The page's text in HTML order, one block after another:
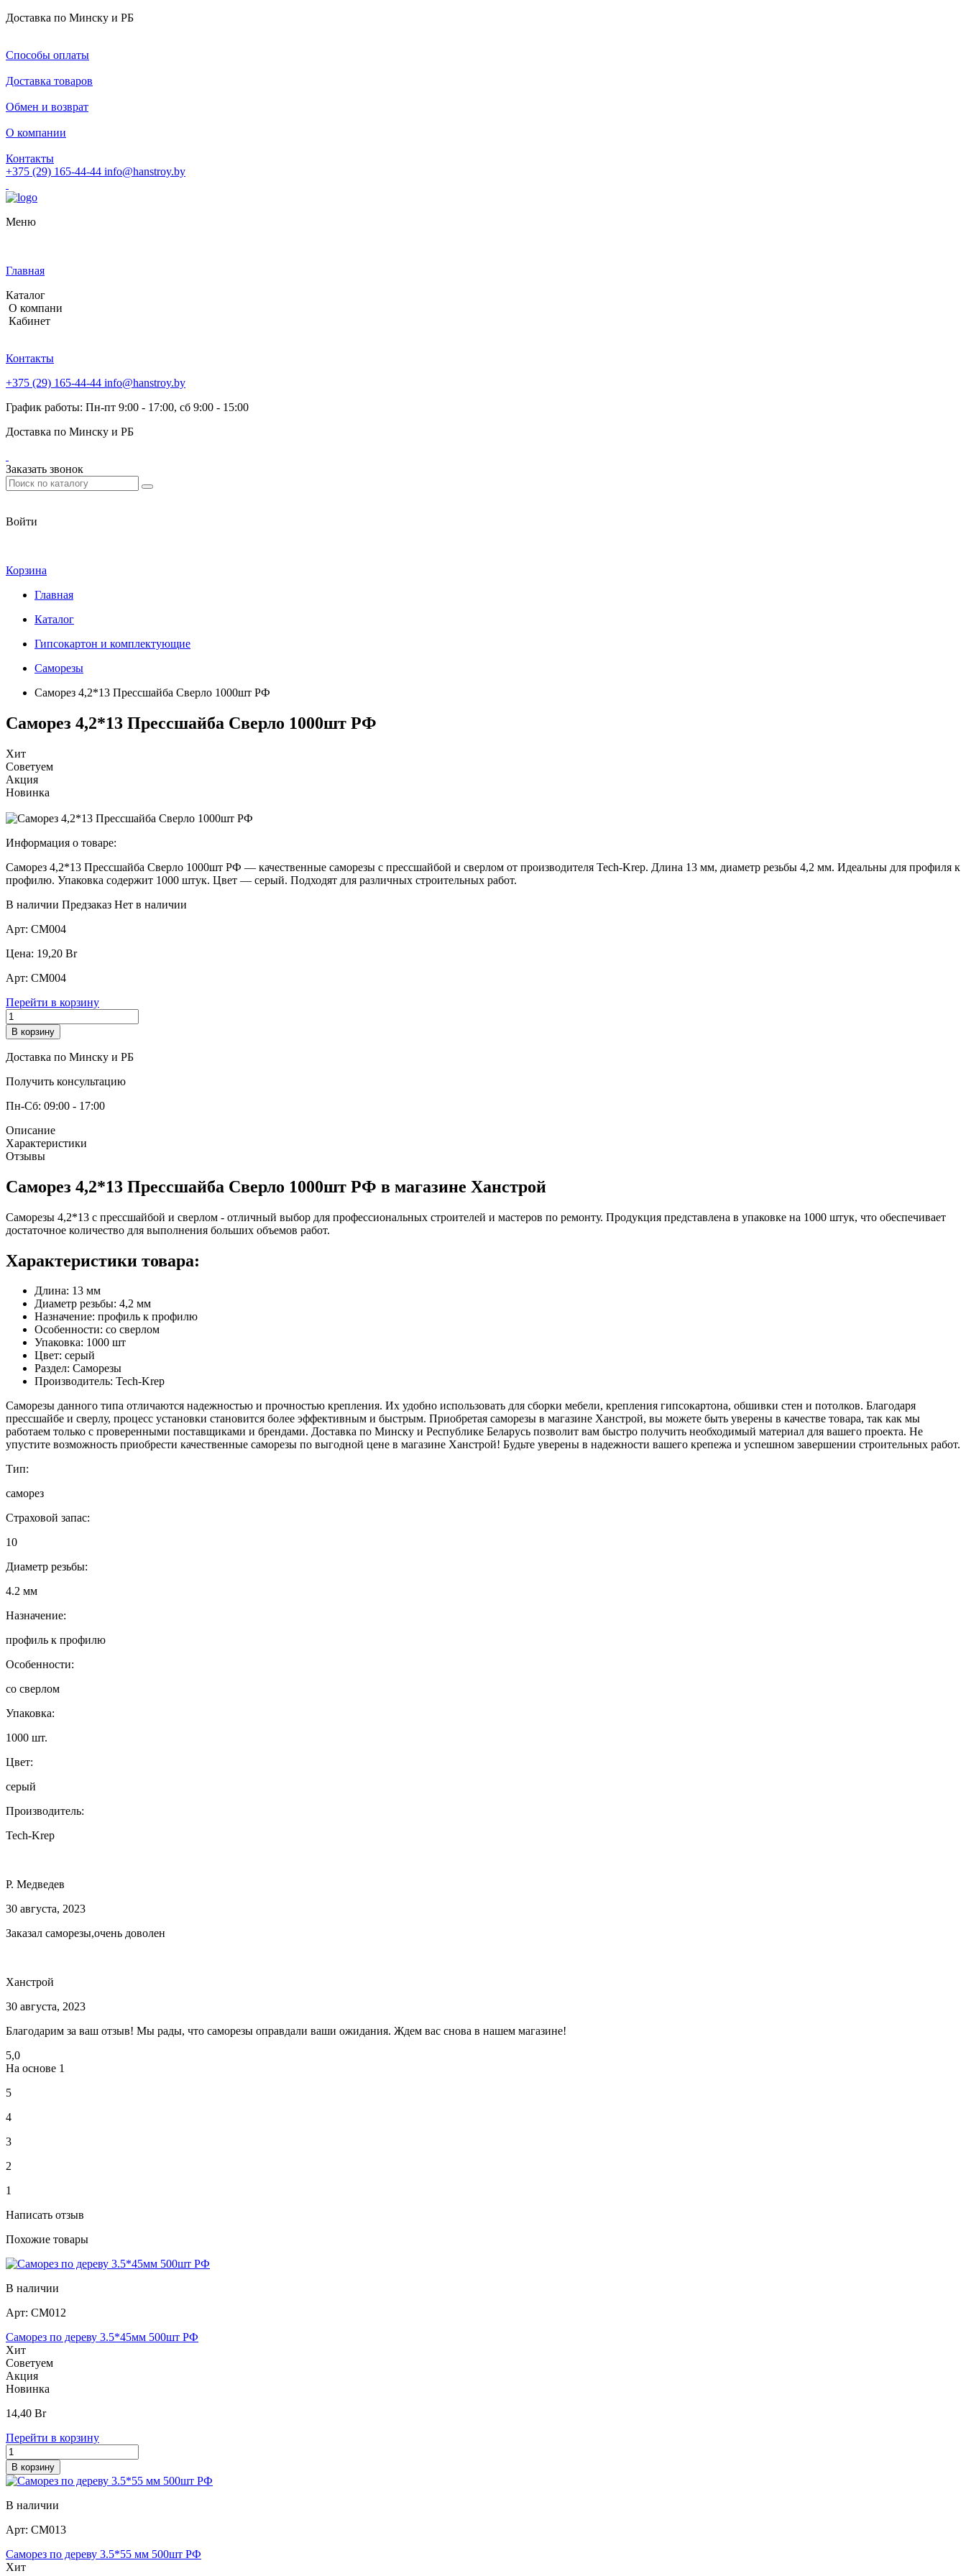
Доставка по Минску и РБ
Способы оплаты
Доставка товаров
Обмен и возврат
О компании
Контакты
+375 (29) 165-44-44 info@hanstroy.by
Меню
Главная
Каталог
О компани
Кабинет
Контакты
+375 (29) 165-44-44 info@hanstroy.by
График работы: Пн-пт 9:00 - 17:00, сб 9:00 - 15:00
Доставка по Минску и РБ
Заказать звонок
Войти
Корзина
Главная
Каталог
Гипсокартон и комплектующие
Саморезы
Саморез 4,2*13 Прессшайба Сверло 1000шт РФ
Саморез 4,2*13 Прессшайба Сверло 1000шт РФ
Хит
Советуем
Акция
Новинка
Информация о товаре:
Саморез 4,2*13 Прессшайба Сверло 1000шт РФ — качественные саморезы с прессшайбой и сверлом от производителя Tech-Krep. Длина 13 мм, диаметр резьбы 4,2 мм. Идеальны для профиля к
профилю. Упаковка содержит 1000 штук. Цвет — серый. Подходят для различных строительных работ.
В наличии Предзаказ Нет в наличии
Арт: СМ004
Цена: 19,20 Br
Арт: СМ004
Перейти в корзину
В корзину
Доставка по Минску и РБ
Получить консультацию
Пн-Сб: 09:00 - 17:00
Описание
Характеристики
Отзывы
Саморез 4,2*13 Прессшайба Сверло 1000шт РФ в магазине Ханстрой
Саморезы 4,2*13 с прессшайбой и сверлом - отличный выбор для профессиональных строителей и мастеров по ремонту. Продукция представлена в упаковке на 1000 штук, что обеспечивает
достаточное количество для выполнения больших объемов работ.
Характеристики товара:
Длина: 13 мм
Диаметр резьбы: 4,2 мм
Назначение: профиль к профилю
Особенности: со сверлом
Упаковка: 1000 шт
Цвет: серый
Раздел: Саморезы
Производитель: Tech-Krep
Саморезы данного типа отличаются надежностью и прочностью крепления. Их удобно использовать для сборки мебели, крепления гипсокартона, обшивки стен и потолков. Благодаря
прессшайбе и сверлу, процесс установки становится более эффективным и быстрым. Приобретая саморезы в магазине Ханстрой, вы можете быть уверены в качестве товара, так как мы
работаем только с проверенными поставщиками и брендами. Доставка по Минску и Республике Беларусь позволит вам быстро получить необходимый материал для вашего проекта. Не
упустите возможность приобрести качественные саморезы по выгодной цене в магазине Ханстрой! Будьте уверены в надежности вашего крепежа и успешном завершении строительных работ.
Тип:
саморез
Страховой запас:
10
Диаметр резьбы:
4.2 мм
Назначение:
профиль к профилю
Особенности:
со сверлом
Упаковка:
1000 шт.
Цвет:
серый
Производитель:
Tech-Krep
Р. Медведев
30 августа, 2023
Заказал саморезы,очень доволен
Ханстрой
30 августа, 2023
Благодарим за ваш отзыв! Мы рады, что саморезы оправдали ваши ожидания. Ждем вас снова в нашем магазине!
5,0
На основе 1
5
4
3
2
1
Написать отзыв
Похожие товары
В наличии
Арт: СМ012
Саморез по дереву 3.5*45мм 500шт РФ
Хит
Советуем
Акция
Новинка
14,40 Br
Перейти в корзину
В корзину
В наличии
Арт: СМ013
Саморез по дереву 3.5*55 мм 500шт РФ
Хит